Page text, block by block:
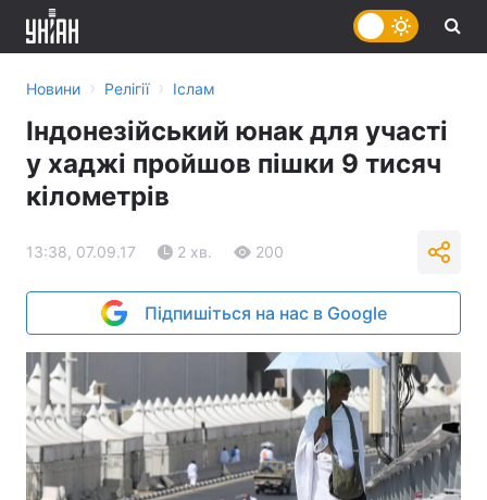
Новини › Релігії › Іслам
Індонезійський юнак для участі
у хаджі пройшов пішки 9 тисяч
кілометрів
13:38, 07.09.17 2 хв. 200
Підпишіться на нас в Google